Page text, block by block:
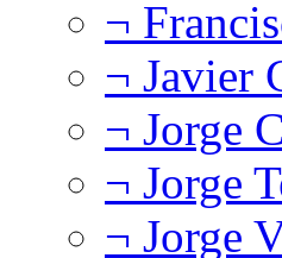
¬
¬ Javier
¬ Jorge
¬ Jorge
¬ Jorge